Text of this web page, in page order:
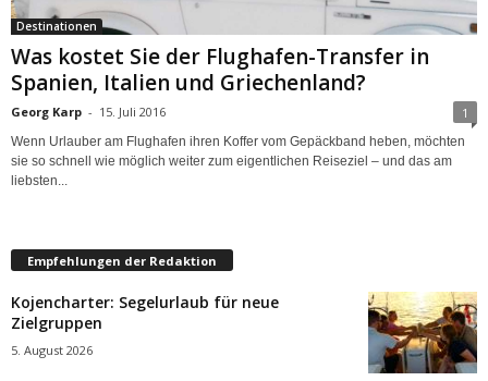
Destinationen
Was kostet Sie der Flughafen-Transfer in
Spanien, Italien und Griechenland?
Georg Karp - 15. Juli 2016 1
Wenn Urlauber am Flughafen ihren Koffer vom Gepäckband heben, möchten
sie so schnell wie möglich weiter zum eigentlichen Reiseziel – und das am
liebsten...
Empfehlungen der Redaktion
Kojencharter: Segelurlaub für neue
Zielgruppen
5. August 2026